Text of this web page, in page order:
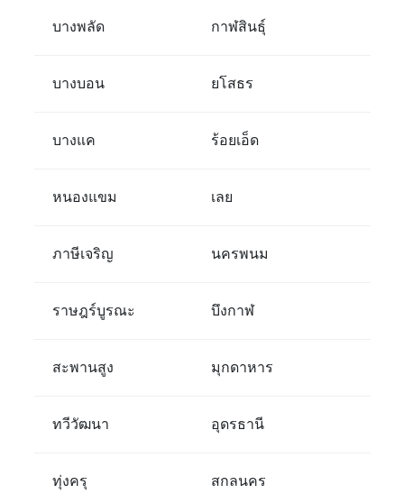
บางพลัด กาฬสินธุ์
บางบอน ยโสธร
บางแค ร้อยเอ็ด
หนองแขม เลย
ภาษีเจริญ นครพนม
ราษฎร์บูรณะ บึงกาฬ
สะพานสูง มุกดาหาร
ทวีวัฒนา อุดรธานี
ทุ่งครุ สกลนคร